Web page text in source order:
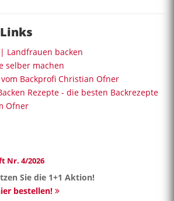
Landfrauen backen
selber machen
Backprofi Christian Ofner
Rezepte - die besten Backrezepte
Ofner
Nr. 4/2026
Sie die 1+1 Aktion!
bestellen!